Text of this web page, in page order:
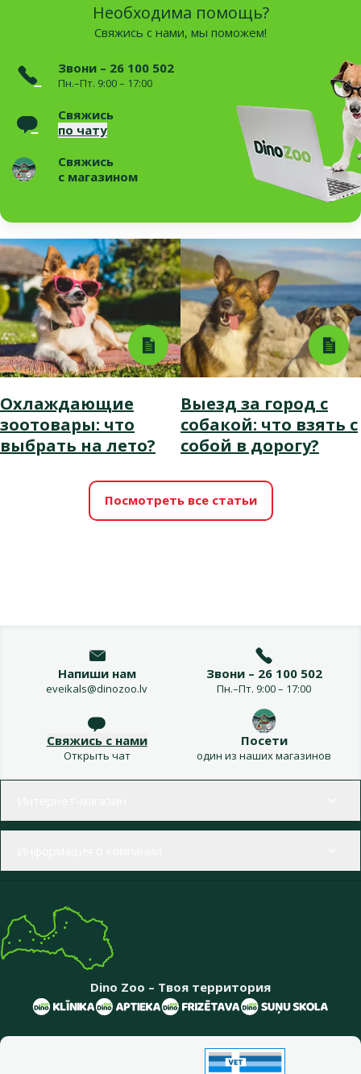
Необходима помощь?
Свяжись с нами, мы поможем!
Звони – 26 100 502
Пн.–Пт. 9:00 – 17:00
Свяжись
по чату
Свяжись
с магазином
Охлаждающие
зоотовары: что
выбрать на лето?
Выезд за город с
собакой: что взять с
собой в дорогу?
Посмотреть все статьи
Напиши нам
eveikals@dinozoo.lv
Звони – 26 100 502
Пн.–Пт. 9:00 – 17:00
Свяжись с нами
Открыть чат
Посети
один из наших магазинов
Dino Zoo – Твоя территория